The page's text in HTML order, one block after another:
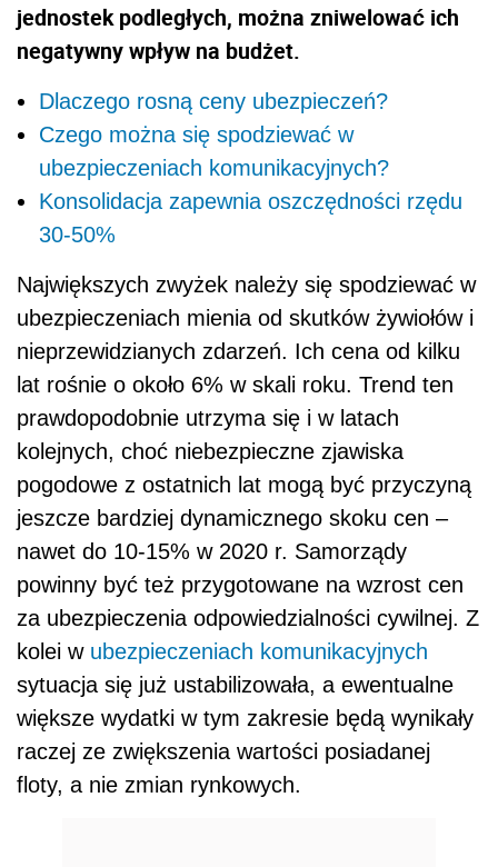
jednostek podległych, można zniwelować ich
negatywny wpływ na budżet.
Dlaczego rosną ceny ubezpieczeń?
Czego można się spodziewać w
ubezpieczeniach komunikacyjnych?
Konsolidacja zapewnia oszczędności rzędu
30-50%
Największych zwyżek należy się spodziewać w
ubezpieczeniach mienia od skutków żywiołów i
nieprzewidzianych zdarzeń. Ich cena od kilku
lat rośnie o około 6% w skali roku. Trend ten
prawdopodobnie utrzyma się i w latach
kolejnych, choć niebezpieczne zjawiska
pogodowe z ostatnich lat mogą być przyczyną
jeszcze bardziej dynamicznego skoku cen –
nawet do 10-15% w 2020 r. Samorządy
powinny być też przygotowane na wzrost cen
za ubezpieczenia odpowiedzialności cywilnej. Z
kolei w ubezpieczeniach komunikacyjnych
sytuacja się już ustabilizowała, a ewentualne
większe wydatki w tym zakresie będą wynikały
raczej ze zwiększenia wartości posiadanej
floty, a nie zmian rynkowych.